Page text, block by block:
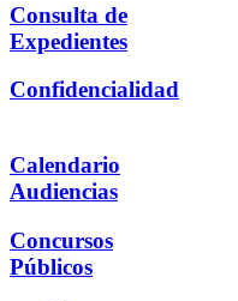
Consulta de
Expedientes
Confidencialidad
Calendario
Audiencias
Concursos
Públicos